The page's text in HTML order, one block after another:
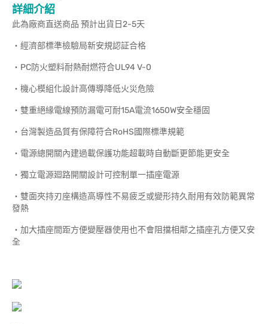
詳細介紹
此為廠商直送商品 預計出貨日2-5天
‧經濟部標準檢驗局新安規認証合格
‧PC防火塑料耐熱耐燃符合UL94 V-0
‧機心模組化設計高傳導降低火災危險
‧雙重絕緣電線預防漏電可耐15A電流1650W安全穩固
‧台灣製造品質有保障符合RoHS國際標準規範
‧電源總開關內建過載保護功能超載時自動斷更節能更安全
‧獨立電源廻路開關設計可控制單一插座電源
‧雙面夾持刃座構造高導性不易疲乏或變形持久耐用有效防範異常
發熱
‧加大插座間距方便變壓器使用也不會阻擋相鄰之插座孔方便又安
全